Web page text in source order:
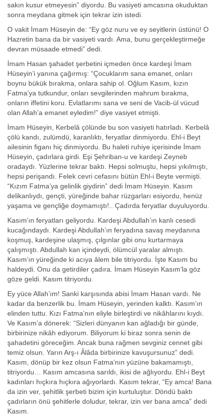
sakın kusur etmeyesin” diyordu. Bu vasiyeti amcasına okuduktan
sonra meydana gitmek için tekrar izin istedi.
O vakit İmam Hüseyin de: “Ey göz nuru ve ey seyitlerin üstünü! O
Hazretin bana da bir vasiyeti vardı. Ama, bunu gerçekleştirmeğe
devran müsaade etmedi” dedi.
İmam Hasan şahadet şerbetini içmeden önce kardeşi İmam
Hüseyin’i yanına çağırmış: “Çocuklarım sana emanet, onları
boynu bükük bırakma, onlara sahip ol. Oğlum Kasım, kızın
Fatma’ya tutkundur, onları sevgilerinden mahrum bırakma,
onların iffetini koru. Evlatlarımı sana ve seni de Vacib-ül vücud
olan Allah’a emanet eyledim!” diye vasiyet etmişti.
İmam Hüseyin, Kerbelâ çölünde bu son vasiyeti hatırladı. Kerbelâ
çölü kandı, zulümdü, karanlıktı, feryatlar dinmiyordu. Ehl-i Beyt
ailesinin figanı hiç dinmiyordu. Bu haleti ruhiye içerisinde İmam
Hüseyin, çadırlara girdi. Eşi Şehriban-u ve kardeşi Zeyneb
oradaydı. Yüzlerine tekrar baktı. Hepsi solmuştu, hepsi yıkılmıştı,
hepsi perişandı. Felek cevri cefasını bütün Ehl-i Beyte vermişti.
“Kızım Fatma’ya gelinlik giydirin” dedi İmam Hüseyin. Kasım
delikanlıydı, gençti, yüreğinde bahar rüzgarları esiyordu, henüz
yaşama ve gençliğe doymamıştı!.. Çadırda feryatlar duyuluyordu.
Kasım’ın feryatları geliyordu. Kardeşi Abdullah’ın kanlı cesedi
kucağındaydı. Kardeşi Abdullah’ın feryadına savaş meydanına
koşmuş, kardeşine ulaşmış, çılgınlar gibi onu kurtarmaya
çalışmıştı. Abdullah kan içindeydi, ölümcül yaralar almıştı.
Kasım’ın yüreğinde ki acıya âlem bile titriyordu. İşte Kasım bu
haldeydi. Onu da getirdiler çadıra. İmam Hüseyin Kasım’la göz
göze geldi. Kasım titriyordu.
Ey yüce Allah’ım! Sanki karşısında abisi İmam Hasan vardı. Ne
kadar da benzerlik bu. İmam Hüseyin, yerinden kalktı. Kasım’ın
elinden tuttu. Kızı Fatma’nın eliyle birleştirdi ve nikâhlarını kıydı.
Ve Kasım’a dönerek: “Sizleri dünyanın kan ağladığı bir günde,
birbirinize nikâh ediyorum. Biliyorum ki biraz sonra senin de
şahadetini göreceğim. Ancak buna rağmen sevginiz cennet gibi
temiz olsun. Yarın Arş-ı Âlâda birbirinize kavuşursunuz” dedi.
Kasım, dönüp bir kez olsun Fatma’nın yüzüne bakamamıştı,
titriyordu… Kasım amcasına sarıldı, ikisi de ağlıyordu. Ehl-i Beyt
kadınları hıçkıra hıçkıra ağıyorlardı. Kasım tekrar, “Ey amca! Bana
da izin ver, şehitlik şerbeti bizim için kurtuluştur. Döndü baktı
çadırların önü şehitlerle doludur, tekrar, izin ver bana amca” dedi
Kasım.